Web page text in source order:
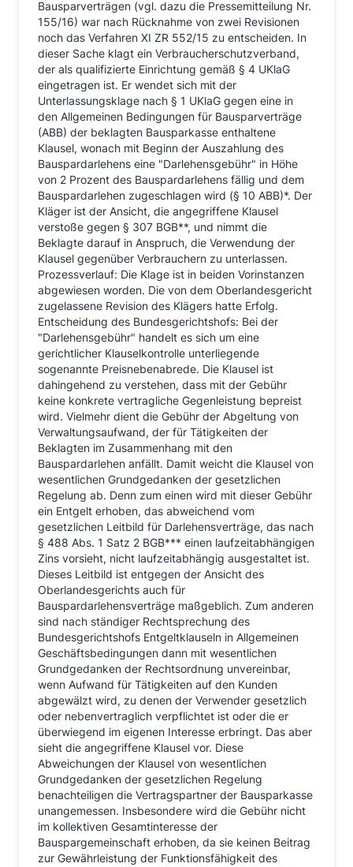
Bausparverträgen (vgl. dazu die Pressemitteilung Nr.
155/16) war nach Rücknahme von zwei Revisionen
noch das Verfahren XI ZR 552/15 zu entscheiden. In
dieser Sache klagt ein Verbraucherschutzverband,
der als qualifizierte Einrichtung gemäß § 4 UKlaG
eingetragen ist. Er wendet sich mit der
Unterlassungsklage nach § 1 UKlaG gegen eine in
den Allgemeinen Bedingungen für Bausparverträge
(ABB) der beklagten Bausparkasse enthaltene
Klausel, wonach mit Beginn der Auszahlung des
Bauspardarlehens eine "Darlehensgebühr" in Höhe
von 2 Prozent des Bauspardarlehens fällig und dem
Bauspardarlehen zugeschlagen wird (§ 10 ABB)*. Der
Kläger ist der Ansicht, die angegriffene Klausel
verstoße gegen § 307 BGB**, und nimmt die
Beklagte darauf in Anspruch, die Verwendung der
Klausel gegenüber Verbrauchern zu unterlassen.
Prozessverlauf: Die Klage ist in beiden Vorinstanzen
abgewiesen worden. Die von dem Oberlandesgericht
zugelassene Revision des Klägers hatte Erfolg.
Entscheidung des Bundesgerichtshofs: Bei der
"Darlehensgebühr" handelt es sich um eine
gerichtlicher Klauselkontrolle unterliegende
sogenannte Preisnebenabrede. Die Klausel ist
dahingehend zu verstehen, dass mit der Gebühr
keine konkrete vertragliche Gegenleistung bepreist
wird. Vielmehr dient die Gebühr der Abgeltung von
Verwaltungsaufwand, der für Tätigkeiten der
Beklagten im Zusammenhang mit den
Bauspardarlehen anfällt. Damit weicht die Klausel von
wesentlichen Grundgedanken der gesetzlichen
Regelung ab. Denn zum einen wird mit dieser Gebühr
ein Entgelt erhoben, das abweichend vom
gesetzlichen Leitbild für Darlehensverträge, das nach
§ 488 Abs. 1 Satz 2 BGB*** einen laufzeitabhängigen
Zins vorsieht, nicht laufzeitabhängig ausgestaltet ist.
Dieses Leitbild ist entgegen der Ansicht des
Oberlandesgerichts auch für
Bauspardarlehensverträge maßgeblich. Zum anderen
sind nach ständiger Rechtsprechung des
Bundesgerichtshofs Entgeltklauseln in Allgemeinen
Geschäftsbedingungen dann mit wesentlichen
Grundgedanken der Rechtsordnung unvereinbar,
wenn Aufwand für Tätigkeiten auf den Kunden
abgewälzt wird, zu denen der Verwender gesetzlich
oder nebenvertraglich verpflichtet ist oder die er
überwiegend im eigenen Interesse erbringt. Das aber
sieht die angegriffene Klausel vor. Diese
Abweichungen der Klausel von wesentlichen
Grundgedanken der gesetzlichen Regelung
benachteiligen die Vertragspartner der Bausparkasse
unangemessen. Insbesondere wird die Gebühr nicht
im kollektiven Gesamtinteresse der
Bauspargemeinschaft erhoben, da sie keinen Beitrag
zur Gewährleistung der Funktionsfähigkeit des